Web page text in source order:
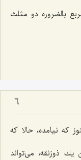
بالضروره دو مثلث
6
كه نیامده، حالا كه
ذوزنقه، مى‌تواند